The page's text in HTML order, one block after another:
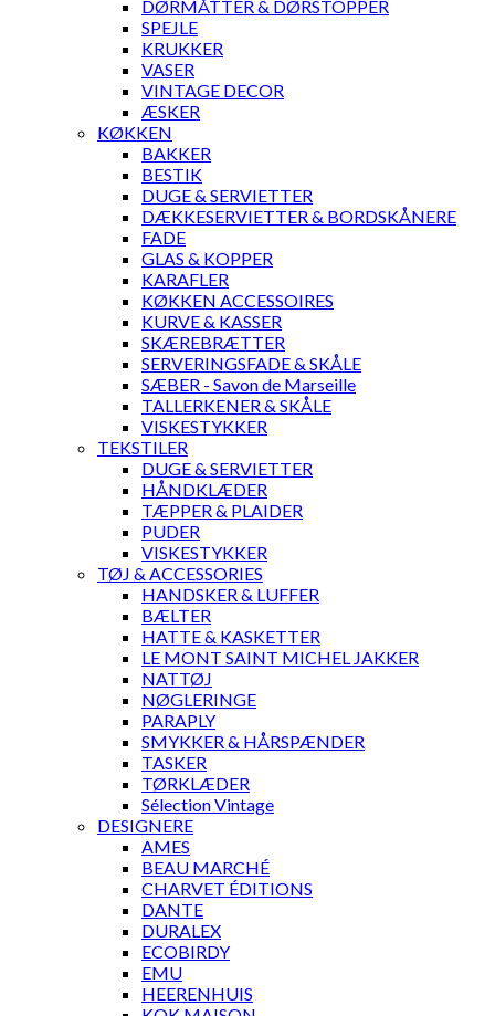
DØRMÅTTER & DØRSTOPPER
SPEJLE
KRUKKER
VASER
VINTAGE DECOR
ÆSKER
KØKKEN
BAKKER
BESTIK
DUGE & SERVIETTER
DÆKKESERVIETTER & BORDSKÅNERE
FADE
GLAS & KOPPER
KARAFLER
KØKKEN ACCESSOIRES
KURVE & KASSER
SKÆREBRÆTTER
SERVERINGSFADE & SKÅLE
SÆBER - Savon de Marseille
TALLERKENER & SKÅLE
VISKESTYKKER
TEKSTILER
DUGE & SERVIETTER
HÅNDKLÆDER
TÆPPER & PLAIDER
PUDER
VISKESTYKKER
TØJ & ACCESSORIES
HANDSKER & LUFFER
BÆLTER
HATTE & KASKETTER
LE MONT SAINT MICHEL JAKKER
NATTØJ
NØGLERINGE
PARAPLY
SMYKKER & HÅRSPÆNDER
TASKER
TØRKLÆDER
Sélection Vintage
DESIGNERE
AMES
BEAU MARCHÉ
CHARVET ÉDITIONS
DANTE
DURALEX
ECOBIRDY
EMU
HEERENHUIS